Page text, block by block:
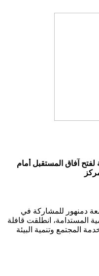
آفاق المستقبل أمام
دمنهور للمشاركة في
المستدامة، انطلقت قافلة
المجتمع وتنمية البيئة